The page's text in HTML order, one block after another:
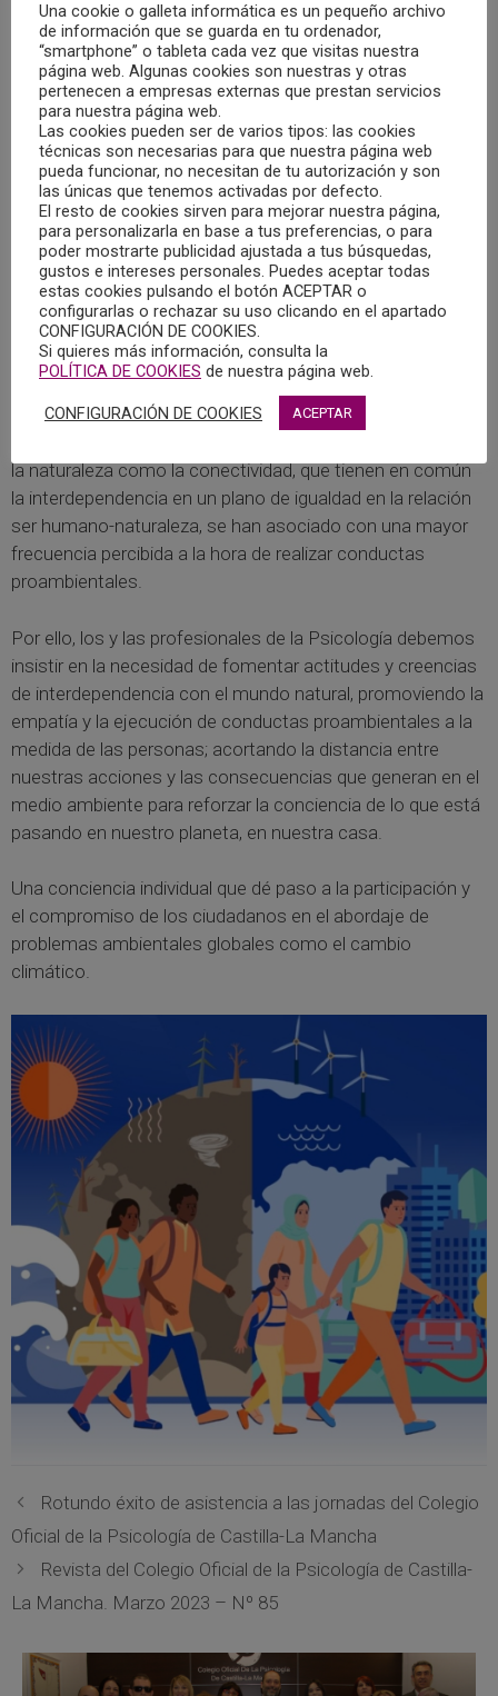
otros producidos por la conducta sobre el ambiente. Con
este término se quiere hacer hincapié en una concepción
del ambiente tanto física como social.
la Psicología Ambiental analiza las creencias y las
actitudes de las personas hacia las cuestiones
ambientales, -la preocupación ambiental- y su relación con
la naturaleza, encontrando distintas tipologías: desde
personas que expresan un cierto grado de apatía; hasta
aquéllas que manifiestan una unión trascendental con el
mundo natural (afinidad emocional); pasando por
posiciones menos extremas como valorar la naturaleza
por su contribución a la calidad de vida humana
(antropocentrismo) o considerar su valor intrínseco y
contemplar al ser humano como una parte de la
la naturaleza como la conectividad, que tienen en común
la interdependencia en un plano de igualdad en la relación
ser humano-naturaleza, se han asociado con una mayor
frecuencia percibida a la hora de realizar conductas
proambientales.
Por ello, los y las profesionales de la Psicología debemos
insistir en la necesidad de fomentar actitudes y creencias
de interdependencia con el mundo natural, promoviendo la
empatía y la ejecución de conductas proambientales a la
medida de las personas; acortando la distancia entre
nuestras acciones y las consecuencias que generan en el
medio ambiente para reforzar la conciencia de lo que está
pasando en nuestro planeta, en nuestra casa.
Una conciencia individual que dé paso a la participación y
el compromiso de los ciudadanos en el abordaje de
problemas ambientales globales como el cambio
climático.
Rotundo éxito de asistencia a las jornadas del Colegio
Oficial de la Psicología de Castilla-La Mancha
Revista del Colegio Oficial de la Psicología de Castilla-
La Mancha. Marzo 2023 – Nº 85
Una cookie o galleta informática es un pequeño archivo
de información que se guarda en tu ordenador,
“smartphone” o tableta cada vez que visitas nuestra
página web. Algunas cookies son nuestras y otras
pertenecen a empresas externas que prestan servicios
para nuestra página web.
Las cookies pueden ser de varios tipos: las cookies
técnicas son necesarias para que nuestra página web
pueda funcionar, no necesitan de tu autorización y son
las únicas que tenemos activadas por defecto.
El resto de cookies sirven para mejorar nuestra página,
para personalizarla en base a tus preferencias, o para
poder mostrarte publicidad ajustada a tus búsquedas,
gustos e intereses personales. Puedes aceptar todas
estas cookies pulsando el botón ACEPTAR o
configurarlas o rechazar su uso clicando en el apartado
CONFIGURACIÓN DE COOKIES.
Si quieres más información, consulta la
POLÍTICA DE COOKIES de nuestra página web.
CONFIGURACIÓN DE COOKIES ACEPTAR